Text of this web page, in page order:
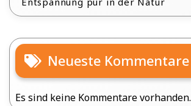
Neueste Kommentare
Es sind keine Kommentare vorhanden.